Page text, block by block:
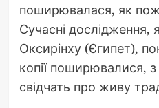
поширювалася, як
Сучасні дослідження,
Оксирінху (Єгипет),
копії поширювалися,
свідчать про живу